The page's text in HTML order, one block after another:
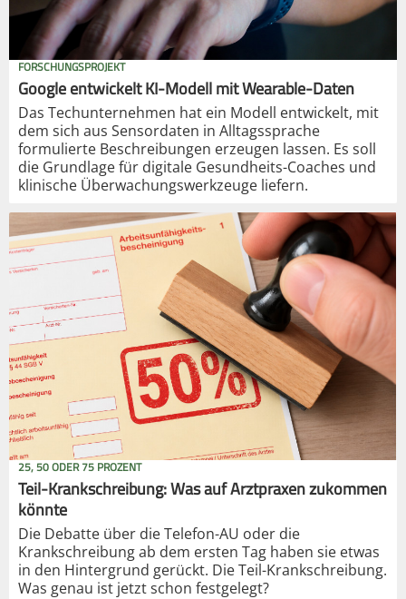
FORSCHUNGSPROJEKT
Google entwickelt KI-Modell mit Wearable-Daten
Das Techunternehmen hat ein Modell entwickelt, mit
dem sich aus Sensordaten in Alltagssprache
formulierte Beschreibungen erzeugen lassen. Es soll
die Grundlage für digitale Gesundheits-Coaches und
klinische Überwachungswerkzeuge liefern.
25, 50 ODER 75 PROZENT
Teil-Krankschreibung: Was auf Arztpraxen zukommen
könnte
Die Debatte über die Telefon-AU oder die
Krankschreibung ab dem ersten Tag haben sie etwas
in den Hintergrund gerückt. Die Teil-Krankschreibung.
Was genau ist jetzt schon festgelegt?